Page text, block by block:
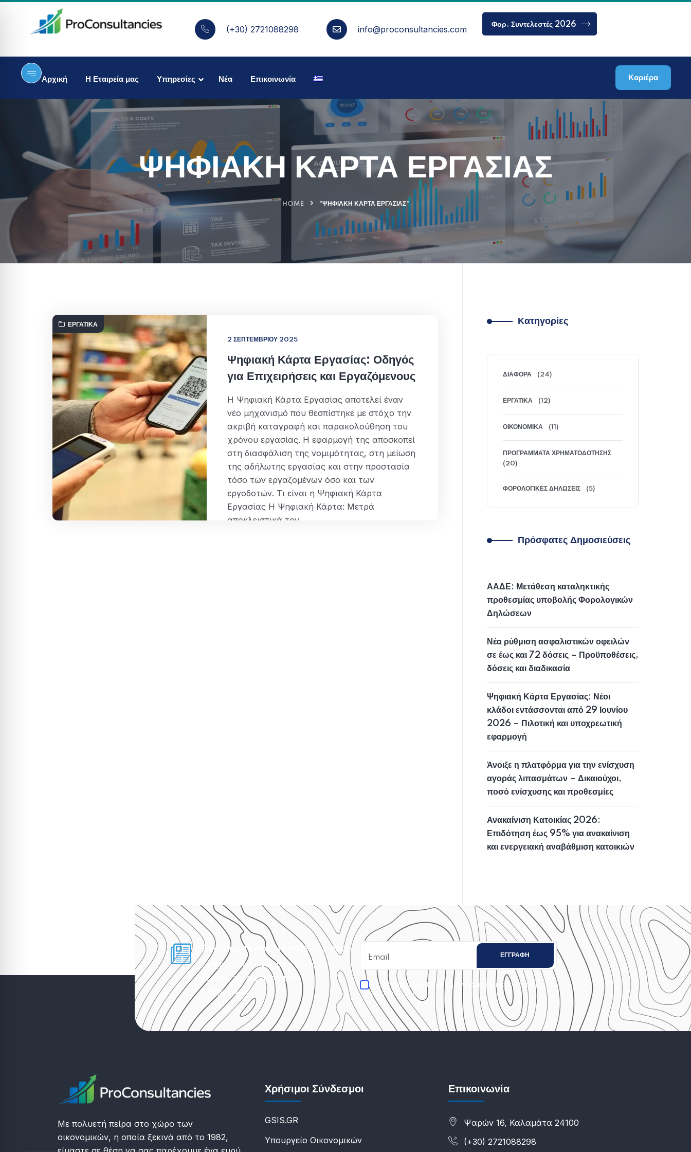
(+30) 2721088298 info@proconsultancies.com Φορ. Συντελεστές 2026
Αρχική Η Εταιρεία μας Υπηρεσίες Νέα Επικοινωνία Καριέρα
ΨΗΦΙΑΚΗ ΚΑΡΤΑ ΕΡΓΑΣΙΑΣ
HOME "ΨΗΦΙΑΚΗ ΚΑΡΤΑ ΕΡΓΑΣΙΑΣ"
ΕΡΓΑΤΙΚΆ
2 ΣΕΠΤΕΜΒΡΊΟΥ 2025
Ψηφιακή Κάρτα Εργασίας: Οδηγός
για Επιχειρήσεις και Εργαζόμενους
Η Ψηφιακή Κάρτα Εργασίας αποτελεί έναν
νέο μηχανισμό που θεσπίστηκε με στόχο την
ακριβή καταγραφή και παρακολούθηση του
χρόνου εργασίας. Η εφαρμογή της αποσκοπεί
στη διασφάλιση της νομιμότητας, στη μείωση
της αδήλωτης εργασίας και στην προστασία
τόσο των εργαζομένων όσο και των
εργοδοτών. Τι είναι η Ψηφιακή Κάρτα
Εργασίας Η Ψηφιακή Κάρτα: Μετρά
αποκλειστικά τον…
Κατηγορίες
ΔΙΆΦΟΡΑ (24)
ΕΡΓΑΤΙΚΆ (12)
ΟΙΚΟΝΟΜΙΚΆ (11)
ΠΡΟΓΡΆΜΜΑΤΑ ΧΡΗΜΑΤΟΔΌΤΗΣΗΣ
(20)
ΦΟΡΟΛΟΓΙΚΈΣ ΔΗΛΏΣΕΙΣ (5)
Πρόσφατες Δημοσιεύσεις
ΑΑΔΕ: Μετάθεση καταληκτικής
προθεσμίας υποβολής Φορολογικών
Δηλώσεων
Νέα ρύθμιση ασφαλιστικών οφειλών
σε έως και 72 δόσεις – Προϋποθέσεις,
δόσεις και διαδικασία
Ψηφιακή Κάρτα Εργασίας: Νέοι
κλάδοι εντάσσονται από 29 Ιουνίου
2026 – Πιλοτική και υποχρεωτική
εφαρμογή
Άνοιξε η πλατφόρμα για την ενίσχυση
αγοράς λιπασμάτων – Δικαιούχοι,
ποσό ενίσχυσης και προθεσμίες
Ανακαίνιση Κατοικίας 2026:
Επιδότηση έως 95% για ανακαίνιση
και ενεργειακή αναβάθμιση κατοικιών
Εγγραφείτε στο Newsletter μας!
Ενημερωθείτε για όσα πρέπει να
ξέρετε, χωρίς περιττές
πληροφορίες.
Αποδέχομαι την Πολιτική Απορρήτου
και συναινώ στην
εγγραφή μου.
Με πολυετή πείρα στο χώρο των
οικονομικών, η οποία ξεκινά από το 1982,
Χρήσιμοι Σύνδεσμοι
GSIS.GR
Υπουργείο Οικονομικών
Επικοινωνία
Ψαρών 16, Καλαμάτα 24100
(+30) 2721088298